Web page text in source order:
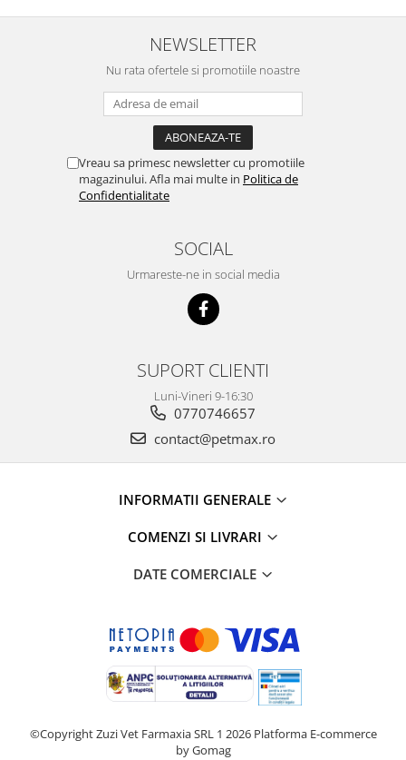
NEWSLETTER
Nu rata ofertele si promotiile noastre
Vreau sa primesc newsletter cu promotiile
magazinului. Afla mai multe in Politica de
Confidentialitate
SOCIAL
Urmareste-ne in social media
SUPORT CLIENTI
Luni-Vineri 9-16:30
0770746657
contact@petmax.ro
INFORMATII GENERALE
COMENZI SI LIVRARI
DATE COMERCIALE
©Copyright Zuzi Vet Farmaxia SRL 1 2026 Platforma E-commerce
by Gomag